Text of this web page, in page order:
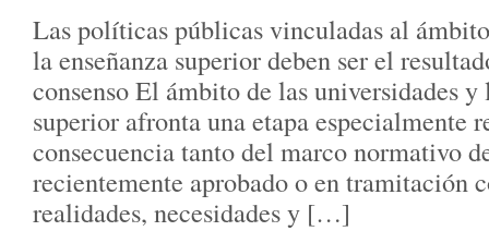
Las políticas públicas vinculadas al
la enseñanza superior deben ser el
consenso El ámbito de las universidades y
superior afronta una etapa especialmente
consecuencia tanto del marco normativo
recientemente aprobado o en tramitación
realidades, necesidades y […]